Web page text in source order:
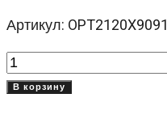
Артикул: OPT2120X9091
Количество
товара
В корзину